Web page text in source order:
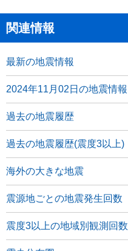
関連情報
最新の地震情報
2024年11月02日の地震情報
過去の地震履歴
過去の地震履歴(震度3以上)
海外の大きな地震
震源地ごとの地震発生回数
震度3以上の地域別観測回数